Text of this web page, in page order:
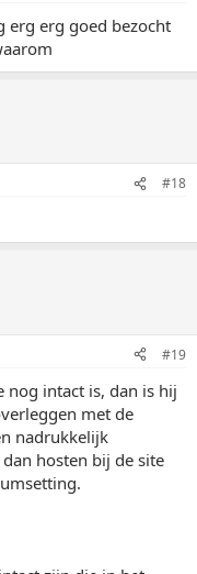
erg erg goed bezocht
#18
#19
nog intact is, dan is hij
met de
nadrukkelijk
hosten bij de site